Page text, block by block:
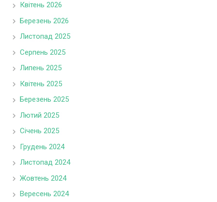
Квітень 2026
Березень 2026
Листопад 2025
Серпень 2025
Липень 2025
Квітень 2025
Березень 2025
Лютий 2025
Січень 2025
Грудень 2024
Листопад 2024
Жовтень 2024
Вересень 2024